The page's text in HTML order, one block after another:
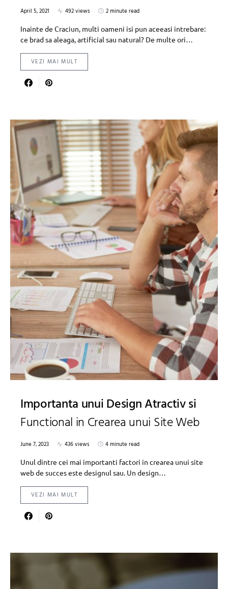
April 5, 2021 492 views
2 minute read
Inainte de Craciun, multi oameni isi pun aceeasi intrebare:
ce brad sa aleaga, artificial sau natural? De multe ori…
VEZI MAI MULT
Importanta unui Design Atractiv si
Functional in Crearea unui Site Web
June 7, 2023 436 views
4 minute read
Unul dintre cei mai importanti factori in crearea unui site
web de succes este designul sau. Un design…
VEZI MAI MULT